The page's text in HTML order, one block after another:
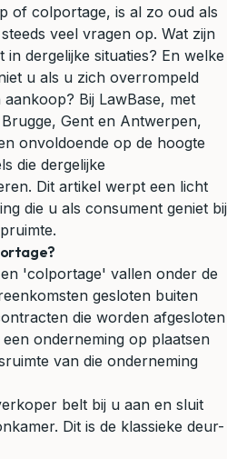
of colportage, is al zo oud als
veel vragen op. Wat zijn
dergelijke situaties? En welke
u als u zich overrompeld
Bij LawBase, met
Gent en Antwerpen,
onvoldoende op de hoogte
die dergelijke
Dit artikel werpt een licht
die u als consument geniet bij
'colportage' vallen onder de
gesloten buiten
die worden afgesloten
onderneming op plaatsen
van die onderneming
belt bij u aan en sluit
Dit is de klassieke deur-